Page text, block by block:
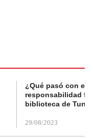
¿Qué pasó con el
responsabilidad
biblioteca de
29/08/2023